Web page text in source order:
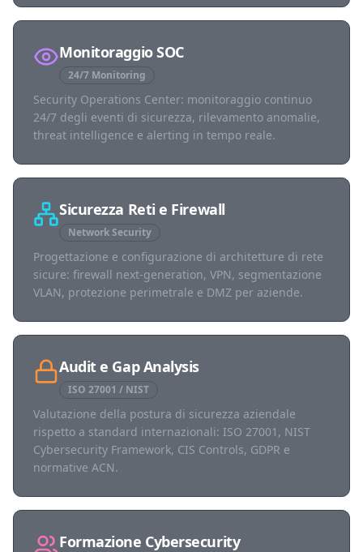
Monitoraggio SOC
24/7 Monitoring
Security Operations Center: monitoraggio continuo
24/7 degli eventi di sicurezza, rilevamento anomalie,
threat intelligence e alerting in tempo reale.
Sicurezza Reti e Firewall
Network Security
Progettazione e configurazione di architetture di rete
sicure: firewall next-generation, VPN, segmentazione
VLAN, protezione perimetrale e DMZ per aziende.
Audit e Gap Analysis
ISO 27001 / NIST
Valutazione della postura di sicurezza aziendale
rispetto a standard internazionali: ISO 27001, NIST
Cybersecurity Framework, CIS Controls, GDPR e
normative ACN.
Formazione Cybersecurity